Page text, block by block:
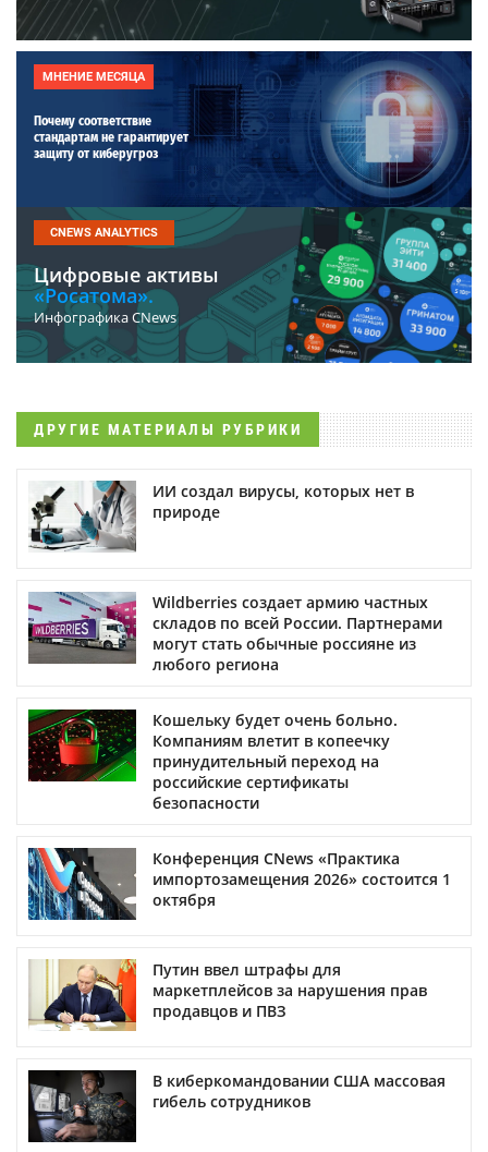
МНЕНИЕ МЕСЯЦА
Почему соответствие
стандартам не гарантирует
защиту от киберугроз
CNEWS ANALYTICS
Цифровые активы
«Росатома».
Инфографика CNews
ДРУГИЕ МАТЕРИАЛЫ РУБРИКИ
ИИ создал вирусы, которых нет в
природе
Wildberries создает армию частных
складов по всей России. Партнерами
могут стать обычные россияне из
любого региона
Кошельку будет очень больно.
Компаниям влетит в копеечку
принудительный переход на
российские сертификаты
безопасности
Конференция CNews «Практика
импортозамещения 2026» состоится 1
октября
Путин ввел штрафы для
маркетплейсов за нарушения прав
продавцов и ПВЗ
В киберкомандовании США массовая
гибель сотрудников